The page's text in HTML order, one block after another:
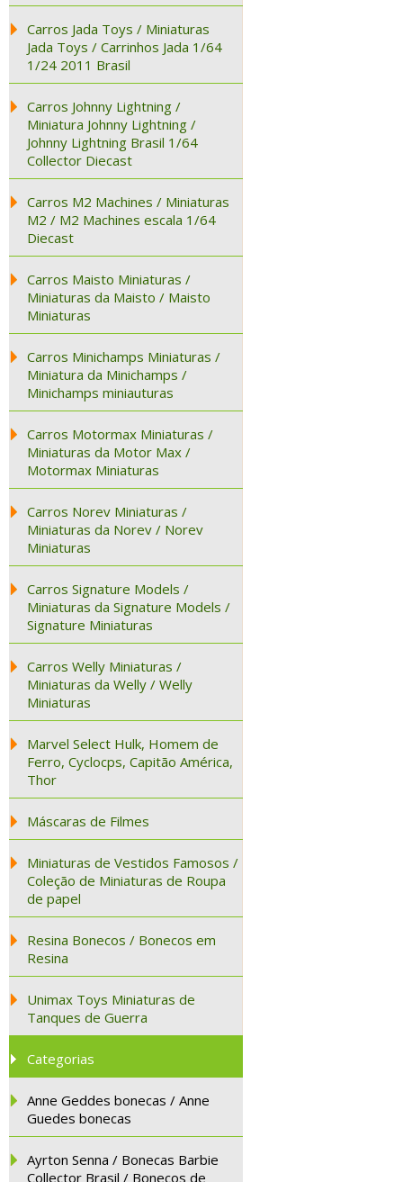
Carros Jada Toys / Miniaturas
Jada Toys / Carrinhos Jada 1/64
1/24 2011 Brasil
Carros Johnny Lightning /
Miniatura Johnny Lightning /
Johnny Lightning Brasil 1/64
Collector Diecast
Carros M2 Machines / Miniaturas
M2 / M2 Machines escala 1/64
Diecast
Carros Maisto Miniaturas /
Miniaturas da Maisto / Maisto
Miniaturas
Carros Minichamps Miniaturas /
Miniatura da Minichamps /
Minichamps miniauturas
Carros Motormax Miniaturas /
Miniaturas da Motor Max /
Motormax Miniaturas
Carros Norev Miniaturas /
Miniaturas da Norev / Norev
Miniaturas
Carros Signature Models /
Miniaturas da Signature Models /
Signature Miniaturas
Carros Welly Miniaturas /
Miniaturas da Welly / Welly
Miniaturas
Marvel Select Hulk, Homem de
Ferro, Cyclocps, Capitão América,
Thor
Máscaras de Filmes
Miniaturas de Vestidos Famosos /
Coleção de Miniaturas de Roupa
de papel
Resina Bonecos / Bonecos em
Resina
Unimax Toys Miniaturas de
Tanques de Guerra
Categorias
Anne Geddes bonecas / Anne
Guedes bonecas
Ayrton Senna / Bonecas Barbie
Collector Brasil / Bonecos de